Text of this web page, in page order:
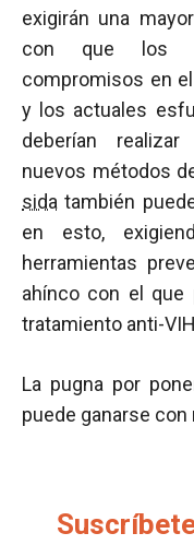
exigirán una
con que los
compromisos en
y los actuales
deberían
nuevos métodos
sida también
en esto,
herramientas
ahínco con el que
tratamiento anti-
La pugna por
puede ganarse